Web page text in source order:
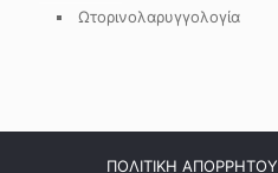
Ωτορινολαρυγγολογία
ΠΟΛΙΤΙΚΗ ΑΠΟΡΡΗΤΟΥ